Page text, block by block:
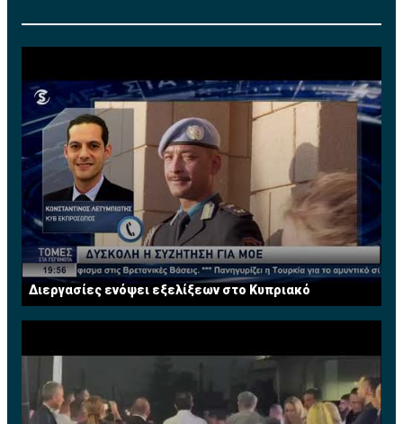
Διεργασίες ενόψει εξελίξεων στο Κυπριακό